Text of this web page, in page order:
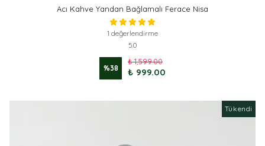
Acı Kahve Yandan Bağlamalı Ferace Nisa
1 değerlendirme
5.0
%38
₺ 1,599.00
₺ 999.00
Tükendi